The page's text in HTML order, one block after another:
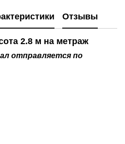
Отзывы
2.8 м на метраж
отправляется по